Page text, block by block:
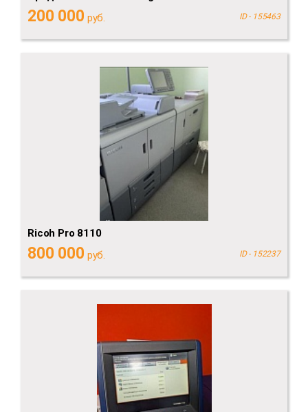
200 000 руб. ID - 155463
Ricoh Pro 8110
800 000 руб. ID - 152237